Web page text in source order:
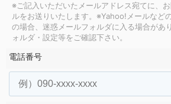
※ご記入いただいたメールアドレス宛てに、
ルをお送りいたします。 ※Yahoo!メールなど
の場合、迷惑メールフォルダに入る場合があ
ォルダ・設定等をご確認下さい。
電話番号